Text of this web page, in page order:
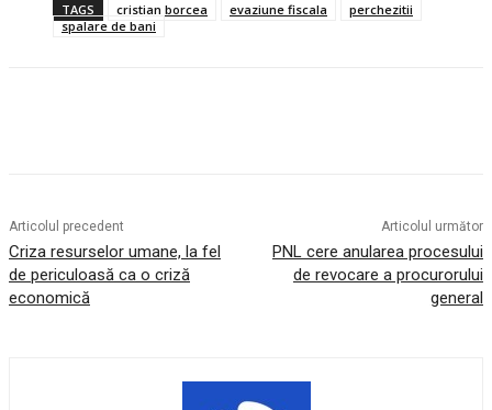
TAGS cristian borcea evaziune fiscala
perchezitii
spalare de bani
Articolul precedent
Criza resurselor umane, la fel
de periculoasă ca o criză
economică
Articolul următor
PNL cere anularea procesului
de revocare a procurorului
general